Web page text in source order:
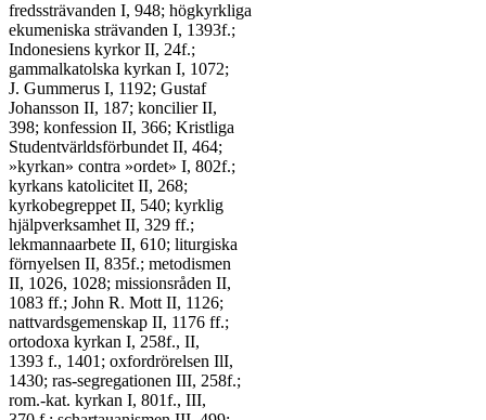
fredssträvanden I, 948; högkyrkliga
ekumeniska strävanden I, 1393f.;
Indonesiens kyrkor II, 24f.;
gammalkatolska kyrkan I, 1072;
J. Gummerus I, 1192; Gustaf
Johansson II, 187; koncilier II,
398; konfession II, 366; Kristliga
Studentvärldsförbundet II, 464;
»kyrkan» contra »ordet» I, 802f.;
kyrkans katolicitet II, 268;
kyrkobegreppet II, 540; kyrklig
hjälpverksamhet II, 329 ff.;
lekmannaarbete II, 610; liturgiska
förnyelsen II, 835f.; metodismen
II, 1026, 1028; missionsråden II,
1083 ff.; John R. Mott II, 1126;
nattvardsgemenskap II, 1176 ff.;
ortodoxa kyrkan I, 258f., II,
1393 f., 1401; oxfordrörelsen IlI,
1430; ras-segregationen III, 258f.;
rom.-kat. kyrkan I, 801f., III,